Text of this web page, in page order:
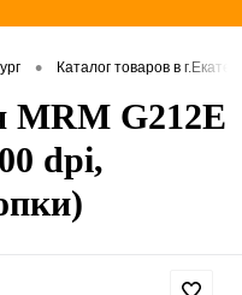
• Каталог товаров в
G212E
dpi,